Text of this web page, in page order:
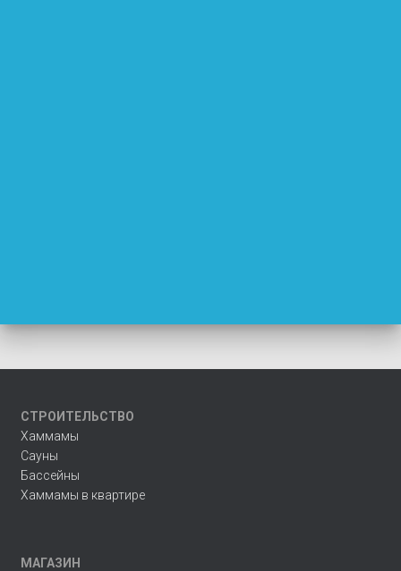
СТРОИТЕЛЬСТВО
Хаммамы
Сауны
Бассейны
Хаммамы в квартире
МАГАЗИН